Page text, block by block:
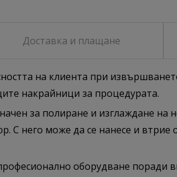
Доставка и плащане
на клиента при
накрайници за процедурата.
за полиране и изглаждане на
него може да се нанесе и втрие
оборудване поради